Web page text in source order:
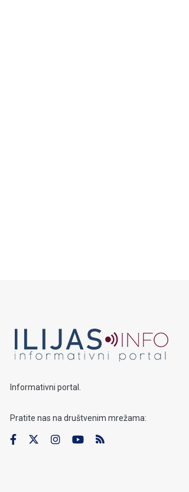
Informativni portal.
Pratite nas na društvenim mrežama: